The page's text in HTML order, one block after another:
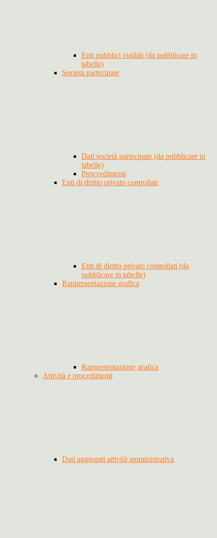
Enti pubblici vigilati (da pubblicare in
tabelle)
Società partecipate
Dati società partecipate (da pubblicare in
tabelle)
Provvedimenti
Enti di diritto privato controllati
Enti di diritto privato controllati (da
pubblicare in tabelle)
Rappresentazione grafica
Rappresentazione grafica
Attività e procedimenti
Dati aggregati attività amministrativa